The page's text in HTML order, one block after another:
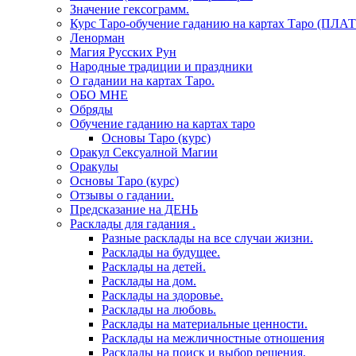
Значение гексограмм.
Курс Таро-обучение гаданию на картах Таро
Ленорман
Магия Русских Рун
Народные традиции и праздники
О гадании на картах Таро.
ОБО МНЕ
Обряды
Обучение гаданию на картах таро
Основы Таро (курс)
Оракул Сексуалной Магии
Оракулы
Основы Таро (курс)
Отзывы о гадании.
Предсказание на ДЕНЬ
Расклады для гадания .
Разные расклады на все случаи жизни.
Расклады на будущее.
Расклады на детей.
Расклады на дом.
Расклады на здоровье.
Расклады на любовь.
Расклады на материальные ценности.
Расклады на межличностные отношения
Расклады на поиск и выбор решения.